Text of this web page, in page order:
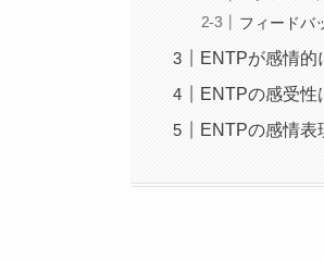
フィードバ
ENTPが感情的
ENTPの感受性
ENTPの感情表